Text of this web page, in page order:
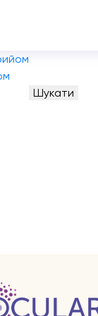
записати